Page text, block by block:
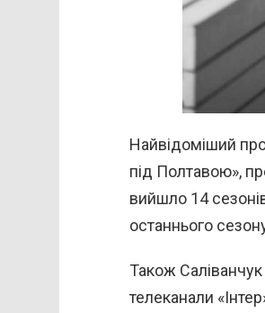
Найвідоміший
під Полтавою»,
вийшло 14
останнього
Також Саліванчук
телеканали